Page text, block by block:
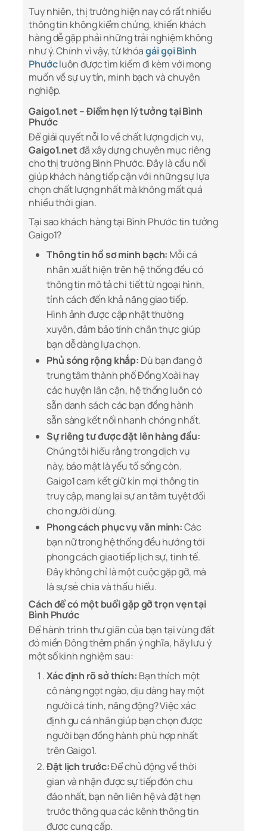
Tuy nhiên, thị trường hiện nay có rất nhiều
thông tin không kiểm chứng, khiến khách
hàng dễ gặp phải những trải nghiệm không
như ý. Chính vì vậy, từ khóagái gọi Bình
Phướcluôn được tìm kiếm đi kèm với mong
muốn về sự uy tín, minh bạch và chuyên
nghiệp.
Gaigo1.net – Điểm hẹn lý tưởng tại Bình
Phước
Để giải quyết nỗi lo về chất lượng dịch vụ,
Gaigo1.netđã xây dựng chuyên mục riêng
cho thị trường Bình Phước. Đây là cầu nối
giúp khách hàng tiếp cận với những sự lựa
chọn chất lượng nhất mà không mất quá
nhiều thời gian.
Tại sao khách hàng tại Bình Phước tin tưởng
Gaigo1?
Thông tin hồ sơ minh bạch: Mỗi cá
nhân xuất hiện trên hệ thống đều có
thông tin mô tả chi tiết từ ngoại hình,
tính cách đến khả năng giao tiếp.
Hình ảnh được cập nhật thường
xuyên, đảm bảo tính chân thực giúp
bạn dễ dàng lựa chọn.
Phủ sóng rộng khắp: Dù bạn đang ở
trung tâm thành phố Đồng Xoài hay
các huyện lân cận, hệ thống luôn có
sẵn danh sách các bạn đồng hành
sẵn sàng kết nối nhanh chóng nhất.
Sự riêng tư được đặt lên hàng đầu:
Chúng tôi hiểu rằng trong dịch vụ
này, bảo mật là yếu tố sống còn.
Gaigo1 cam kết giữ kín mọi thông tin
truy cập, mang lại sự an tâm tuyệt đối
cho người dùng.
Phong cách phục vụ văn minh:Các
bạn nữ trong hệ thống đều hướng tới
phong cách giao tiếp lịch sự, tinh tế.
Đây không chỉ là một cuộc gặp gỡ, mà
là sự sẻ chia và thấu hiểu.
Cách để có một buổi gặp gỡ trọn vẹn tại
Bình Phước
Để hành trình thư giãn của bạn tại vùng đất
đỏ miền Đông thêm phần ý nghĩa, hãy lưu ý
một số kinh nghiệm sau:
Xác định rõ sở thích: Bạn thích một
cô nàng ngọt ngào, dịu dàng hay một
người cá tính, năng động? Việc xác
định gu cá nhân giúp bạn chọn được
người bạn đồng hành phù hợp nhất
trên Gaigo1.
Đặt lịch trước:Để chủ động về thời
gian và nhận được sự tiếp đón chu
đáo nhất, bạn nên liên hệ và đặt hẹn
trước thông qua các kênh thông tin
được cung cấp.